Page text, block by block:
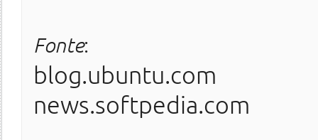
Fonte:
blog.ubuntu.com
news.softpedia.com